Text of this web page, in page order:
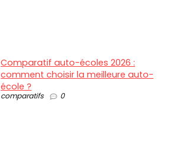
Comparatif auto-écoles 2026 :
comment choisir la meilleure auto-
école ?
comparatifs 0